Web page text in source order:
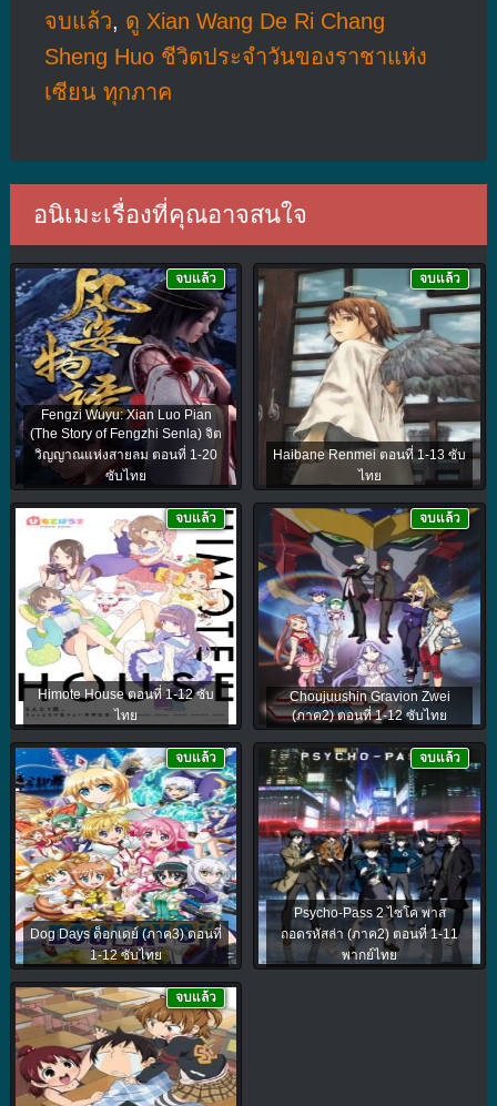
จบแล้ว, ดู Xian Wang De Ri Chang
Sheng Huo ชีวิตประจำวันของราชาแห่ง
เซียน ทุกภาค
อนิเมะเรื่องที่คุณอาจสนใจ
Fengzi Wuyu: Xian Luo Pian
(The Story of Fengzhi Senla) จิต
วิญญาณแห่งสายลม ตอนที่ 1-20
ซับไทย
จบแล้ว
Haibane Renmei ตอนที่ 1-13 ซับ
ไทย
จบแล้ว
Himote House ตอนที่ 1-12 ซับ
ไทย
จบแล้ว
Choujuushin Gravion Zwei
(ภาค2) ตอนที่ 1-12 ซับไทย
จบแล้ว
Dog Days ด็อกเดย์ (ภาค3) ตอนที่
1-12 ซับไทย
จบแล้ว
Psycho-Pass 2 ไซโค พาส
ถอดรหัสล่า (ภาค2) ตอนที่ 1-11
พากย์ไทย
จบแล้ว
จบแล้ว